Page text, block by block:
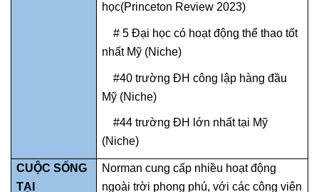
học(Princeton Review 2023)
# 5 Đại học có hoạt động thể thao tốt
nhất Mỹ (Niche)
#40 trường ĐH công lập hàng đầu
Mỹ (Niche)
#44 trường ĐH lớn nhất tại Mỹ
(Niche)
CUỘC SỐNG
TẠI
Norman cung cấp nhiều hoạt động
ngoài trời phong phú, với các công viên